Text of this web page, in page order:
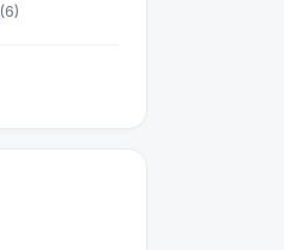
(6)